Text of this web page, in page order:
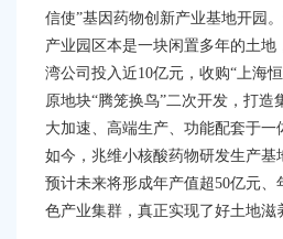
信使”基因药物创新产业基地开园
产业园区本是一块闲置多年的土地
湾公司投入近10亿元，收购“ 上海
原地块“腾笼换鸟”二次开发，打造
大加速、高端生产、功能配套于一
如今，兆维小核酸药物研发生产基
预计未来将形成年产值超50亿元、
色产业集群，真正实现了好土地滋